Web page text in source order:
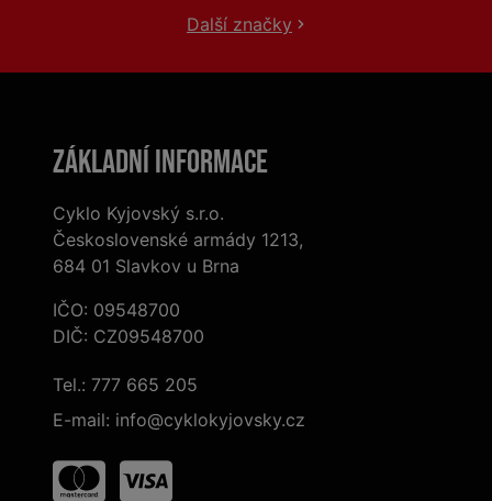
Další značky
Základní informace
Cyklo Kyjovský s.r.o.
Československé armády 1213,
684 01 Slavkov u Brna
IČO: 09548700
DIČ: CZ09548700
Tel.: 777 665 205
E-mail: info@cyklokyjovsky.cz